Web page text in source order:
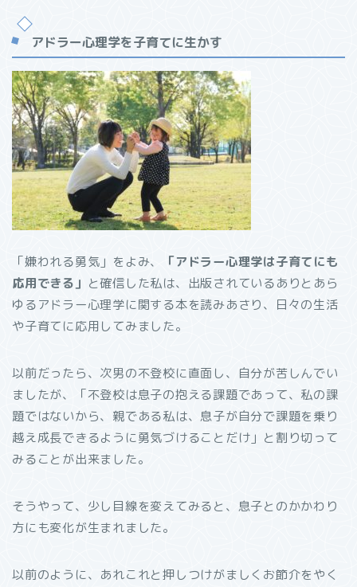
アドラー心理学を子育てに生かす
「嫌われる勇気」をよみ、
「アドラー心理学は子育てにも
応用できる」 と確信した私は、出版されているありとあら
ゆるアドラー心理学に関する本を読みあさり、日々の生活
や子育てに応用してみました。
以前だったら、次男の不登校に直面し、自分が苦しんでい
ましたが、「不登校は息子の抱える課題であって、私の課
題ではないから、親である私は、息子が自分で課題を乗り
越え成長できるように勇気づけることだけ」と割り切って
みることが出来ました。
そうやって、少し目線を変えてみると、息子とのかかわり
方にも変化が生まれました。
以前のように、あれこれと押しつけがましくお節介をやく